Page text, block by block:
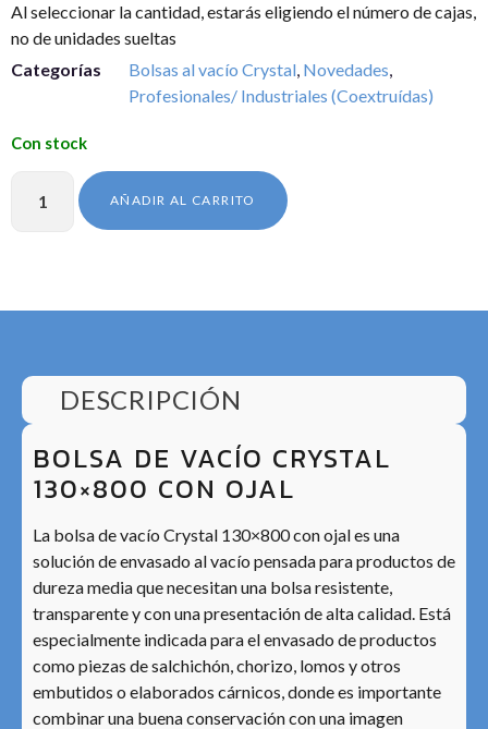
Al seleccionar la cantidad, estarás eligiendo el número de cajas,
no de unidades sueltas
Categorías
Bolsas al vacío Crystal, Novedades,
Profesionales/ Industriales (Coextruídas)
AÑADIR AL CARRITO
DESCRIPCIÓN
BOLSA DE VACÍO CRYSTAL
130×800 CON OJAL
La bolsa de vacío Crystal 130×800 con ojal es una
solución de envasado al vacío pensada para productos de
dureza media que necesitan una bolsa resistente,
transparente y con una presentación de alta calidad. Está
especialmente indicada para el envasado de productos
como piezas de salchichón, chorizo, lomos y otros
embutidos o elaborados cárnicos, donde es importante
combinar una buena conservación con una imagen